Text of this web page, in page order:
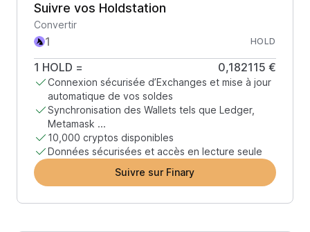
Suivre vos Holdstation
Convertir
HOLD
1 HOLD = 0,182115 €
Connexion sécurisée d’Exchanges et mise à jour
automatique de vos soldes
Synchronisation des Wallets tels que Ledger,
Metamask ...
10,000 cryptos disponibles
Données sécurisées et accès en lecture seule
Suivre sur Finary